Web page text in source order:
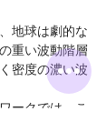
地球は劇的な
重い波動階層
密度の濃い波
ークでは、こ